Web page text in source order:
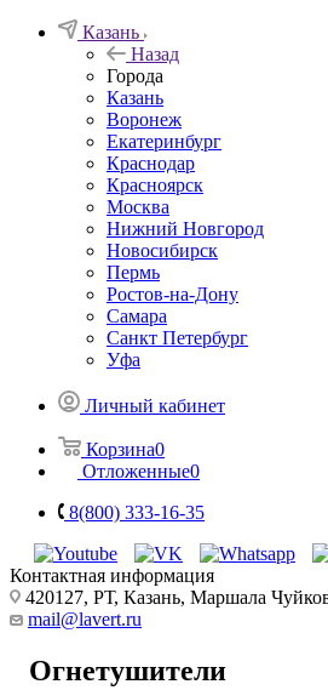
Казань
Назад
Города
Казань
Воронеж
Екатеринбург
Краснодар
Красноярск
Москва
Нижний Новгород
Новосибирск
Пермь
Ростов-на-Дону
Самара
Санкт Петербург
Уфа
Личный кабинет
Корзина0
Отложенные0
8(800) 333-16-35
Контактная информация
420127, РТ, Казань, Маршала
mail@lavert.ru
Огнетушители